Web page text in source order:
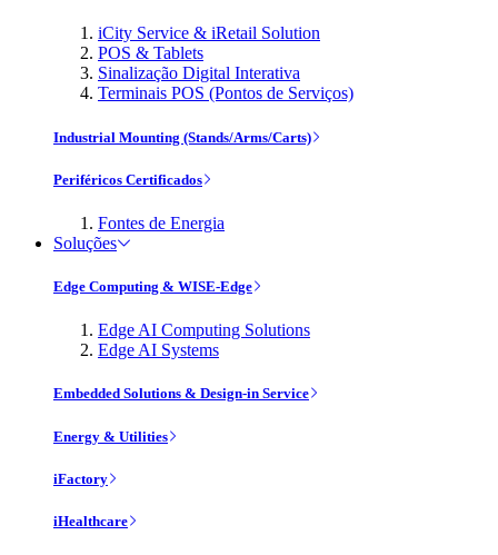
iCity Service & iRetail Solution
POS & Tablets
Sinalização Digital Interativa
Terminais POS (Pontos de Serviços)
Industrial Mounting (Stands/Arms/Carts)
Periféricos Certificados
Fontes de Energia
Soluções
Edge Computing & WISE-Edge
Edge AI Computing Solutions
Edge AI Systems
Embedded Solutions & Design-in Service
Energy & Utilities
iFactory
iHealthcare